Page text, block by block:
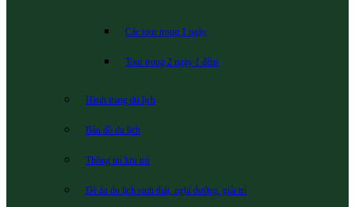
Các tour trong 1 ngày
Tour trong 2 ngày 1 đêm
Hành trang du lịch
Bản đồ du lịch
Thông tin lưu trú
Đề án du lịch sinh thái, nghỉ dưỡng, giải trí